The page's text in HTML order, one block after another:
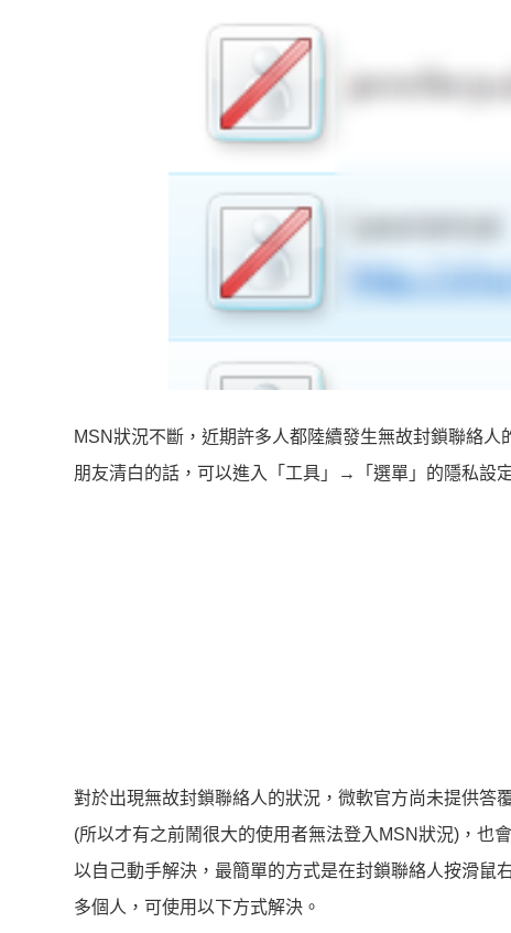
MSN狀況不斷，近期許多人都陸續發生無故封鎖聯絡
朋友清白的話，可以進入「工具」→「選單」的隱私設
對於出現無故封鎖聯絡人的狀況，微軟官方尚未提供答
(所以才有之前鬧很大的使用者無法登入MSN狀況)，也
以自己動手解決，最簡單的方式是在封鎖聯絡人按滑鼠
多個人，可使用以下方式解決。